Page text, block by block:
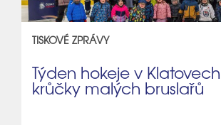
TISKOVÉ ZPRÁVY
Týden hokeje v
krůčky malých bruslařů